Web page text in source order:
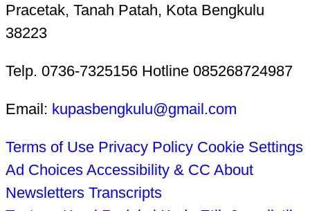
Pracetak, Tanah Patah, Kota Bengkulu
38223
Telp. 0736-7325156 Hotline 085268724987
Email: kupasbengkulu@gmail.com
Terms of Use Privacy Policy Cookie Settings
Ad Choices Accessibility & CC About
Newsletters Transcripts